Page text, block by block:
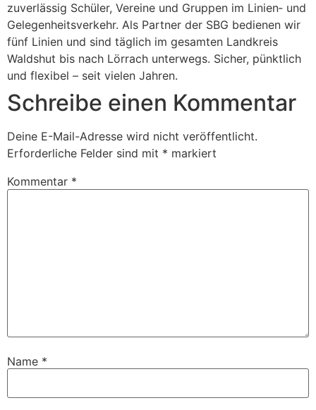
zuverlässig Schüler, Vereine und Gruppen im Linien‑ und
Gelegenheitsverkehr. Als Partner der SBG bedienen wir
fünf Linien und sind täglich im gesamten Landkreis
Waldshut bis nach Lörrach unterwegs. Sicher, pünktlich
und flexibel – seit vielen Jahren.
Schreibe einen Kommentar
Deine E-Mail-Adresse wird nicht veröffentlicht.
Erforderliche Felder sind mit * markiert
Kommentar *
Name *